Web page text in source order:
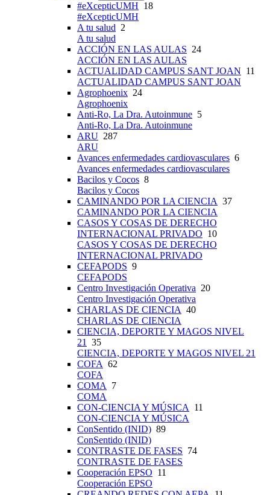
#eXcepticUMH 18
#eXcepticUMH
A tu salud 2
A tu salud
ACCIÓN EN LAS AULAS 24
ACCIÓN EN LAS AULAS
ACTUALIDAD CAMPUS SANT JOAN 11
ACTUALIDAD CAMPUS SANT JOAN
Agrophoenix 24
Agrophoenix
Anti-Ro, La Dra. Autoinmune 5
Anti-Ro, La Dra. Autoinmune
ARU 287
ARU
Avances enfermedades cardiovasculares 6
Avances enfermedades cardiovasculares
Bacilos y Cocos 8
Bacilos y Cocos
CAMINANDO POR LA CIENCIA 37
CAMINANDO POR LA CIENCIA
CASOS Y COSAS DE DERECHO
INTERNACIONAL PRIVADO 10
CASOS Y COSAS DE DERECHO
INTERNACIONAL PRIVADO
CEFAPODS 9
CEFAPODS
Centro Investigación Operativa 20
Centro Investigación Operativa
CHARLAS DE CIENCIA 40
CHARLAS DE CIENCIA
CIENCIA, DEPORTE Y MAGOS NIVEL
21 35
CIENCIA, DEPORTE Y MAGOS NIVEL 21
COFA 62
COFA
COMA 7
COMA
CON-CIENCIA Y MÚSICA 11
CON-CIENCIA Y MÚSICA
ConSentido (INID) 89
ConSentido (INID)
CONTRASTE DE FASES 74
CONTRASTE DE FASES
Cooperación EPSO 11
Cooperación EPSO